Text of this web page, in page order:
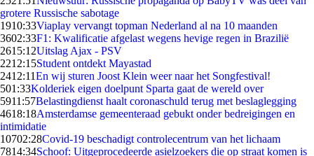
grotere Russische sabotage
1910:33Viaplay vervangt topman Nederland al na 10 maanden
3602:33F1: Kwalificatie afgelast wegens hevige regen in Brazilië
2615:12Uitslag Ajax - PSV
2212:15Student ontdekt Mayastad
2412:11En wij sturen Joost Klein weer naar het Songfestival!
501:33Kolderiek eigen doelpunt Sparta gaat de wereld over
5911:57Belastingdienst haalt coronaschuld terug met beslaglegging
4618:18Amsterdamse gemeenteraad gebukt onder bedreigingen en
intimidatie
10702:28Covid-19 beschadigt controlecentrum van het lichaam
7814:34Schoof: Uitgeprocedeerde asielzoekers die op straat komen is